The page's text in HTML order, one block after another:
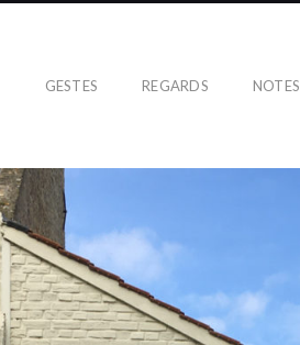
GESTES REGARDS NOTES